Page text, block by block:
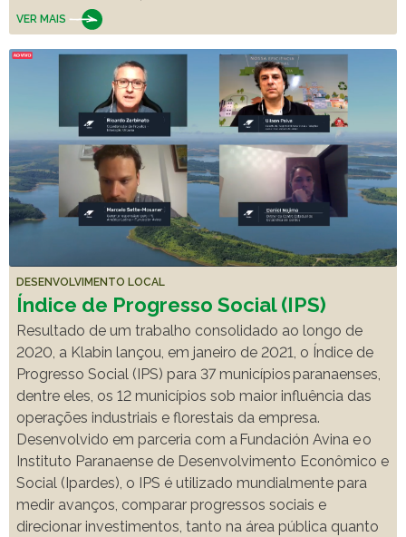
VER MAIS
DESENVOLVIMENTO LOCAL
Índice de Progresso Social (IPS)
Resultado de um trabalho consolidado ao longo de
2020, a Klabin lançou, em janeiro de 2021, o Índice de
Progresso Social (IPS) para 37 municípios ​paranaenses,
dentre eles, os 12 municípios sob maior influência das
operações industriais e florestais da empresa.
Desenvolvido em parceria com a Fundación Avina e o
Instituto Paranaense de Desenvolvimento Econômico e
Social (Ipardes), o IPS é utilizado mundialmente para
medir avanços, comparar progressos sociais e
direcionar investimentos, tanto na área pública quanto